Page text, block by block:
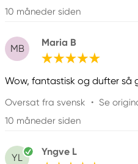
10 måneder siden
MB
Maria B
Wow, fantastisk og dufter så
Oversat fra svensk • Se
10 måneder siden
YL
Yngve L